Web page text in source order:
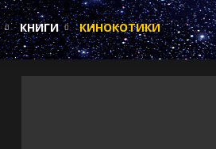
КНИГИ КИНОКОТИКИ